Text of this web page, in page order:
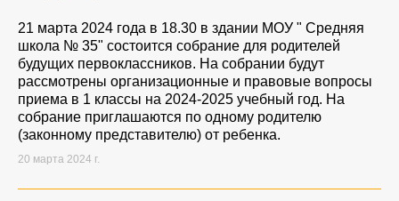
21 марта 2024 года в 18.30 в здании МОУ " Средняя
школа № 35" состоится собрание для родителей
будущих первоклассников. На собрании будут
рассмотрены организационные и правовые вопросы
приема в 1 классы на 2024-2025 учебный год. На
собрание приглашаются по одному родителю
(законному представителю) от ребенка.
20 марта 2024 г.